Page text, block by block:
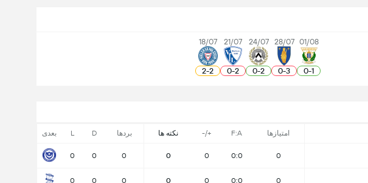
01/08
1
-
0
28/07
3
-
0
24/07
2
-
0
21/07
2
-
0
18/07
2
-
2
امتیازها F:A
+/- نکته ها بردها D
L بعدی
0
0:0
0
0
0
0
0
0
0:0
0
0
0
0
0